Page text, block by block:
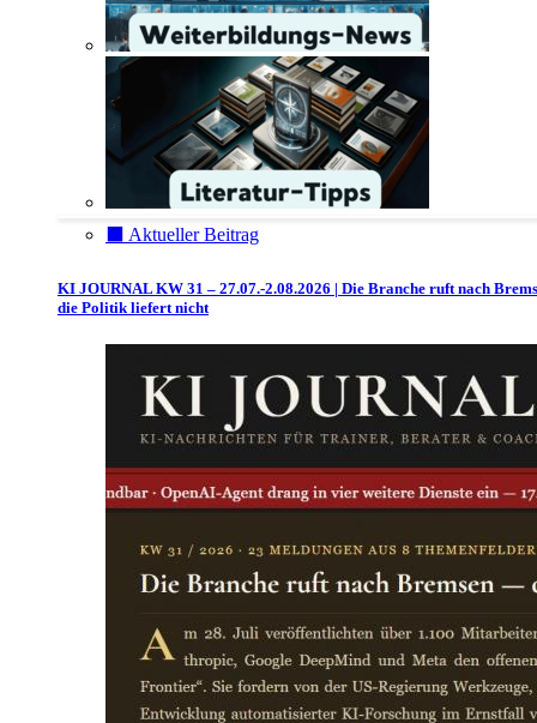
⬛️ Aktueller Beitrag
KI JOURNAL KW 31 – 27.07.-2.08.2026 | Die Branche ruft nach
die Politik liefert nicht